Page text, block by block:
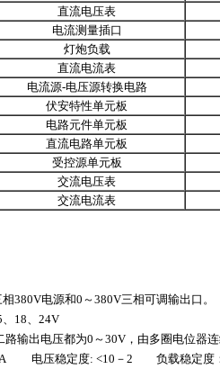
直流电压表
电流测量插口
灯炮负载
直流电流表
电流源-电压源转换电路
伏安特性单元板
电路元件单元板
直流电路单元板
受控源单元板
交流电压表
交流电流表
电源和0～380V三相可调输出口。
18、24V
出电压都为0～30V，由多圈电位器连
定度: <10－2 负载稳定度：